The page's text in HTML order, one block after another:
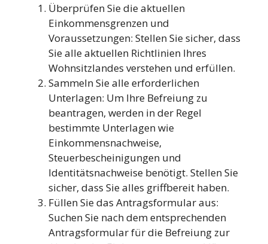
Überprüfen Sie die aktuellen
Einkommensgrenzen und
Voraussetzungen: Stellen Sie sicher, dass
Sie alle aktuellen Richtlinien Ihres
Wohnsitzlandes verstehen und erfüllen.
Sammeln Sie alle erforderlichen
Unterlagen: Um Ihre Befreiung zu
beantragen, werden in der Regel
bestimmte Unterlagen wie
Einkommensnachweise,
Steuerbescheinigungen und
Identitätsnachweise benötigt. Stellen Sie
sicher, dass Sie alles griffbereit haben.
Füllen Sie das Antragsformular aus:
Suchen Sie nach dem entsprechenden
Antragsformular für die Befreiung zur